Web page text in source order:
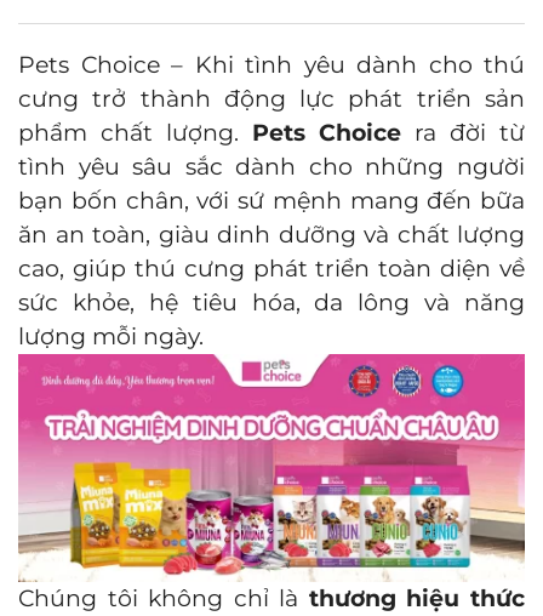
Pets Choice – Khi tình yêu dành cho thú
cưng trở thành động lực phát triển sản
phẩm chất lượng. Pets Choice ra đời từ
tình yêu sâu sắc dành cho những người
bạn bốn chân, với sứ mệnh mang đến bữa
ăn an toàn, giàu dinh dưỡng và chất lượng
cao, giúp thú cưng phát triển toàn diện về
sức khỏe, hệ tiêu hóa, da lông và năng
lượng mỗi ngày.
Chúng tôi không chỉ là thương hiệu thức